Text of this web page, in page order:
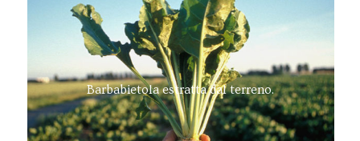
Barbabietola estratta dal terreno.